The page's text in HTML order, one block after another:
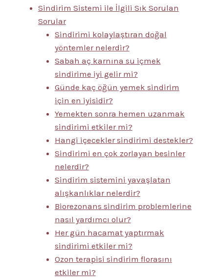
Sindirim Sistemi ile İlgili Sık Sorulan
Sorular
Sindirimi kolaylaştıran doğal
yöntemler nelerdir?
Sabah aç karnına su içmek
sindirime iyi gelir mi?
Günde kaç öğün yemek sindirim
için en iyisidir?
Yemekten sonra hemen uzanmak
sindirimi etkiler mi?
Hangi içecekler sindirimi destekler?
Sindirimi en çok zorlayan besinler
nelerdir?
Sindirim sistemini yavaşlatan
alışkanlıklar nelerdir?
Biorezonans sindirim problemlerine
nasıl yardımcı olur?
Her gün hacamat yaptırmak
sindirimi etkiler mi?
Ozon terapisi sindirim florasını
etkiler mi?